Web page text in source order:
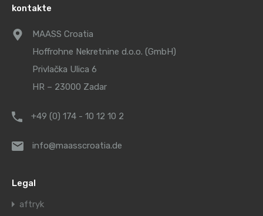
kontakte
MAASS Croatia
Hoffrohne Nekretnine d.o.o. (GmbH)
Privlačka Ulica 6
HR – 23000 Zadar
+49 (0) 174 - 10 12 10 2
info@maasscroatia.de
Legal
aftryk